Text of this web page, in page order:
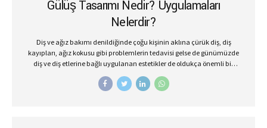
beğeni alacaktır. Fotoğraflarda Güzel Çıkmanın Sırrı: Gülüşünüz
Aynanın karşısına geçip gülüş egzersizi yaparak ve farklı...
Gülüş Tasarımı Nedir? Uygulamaları
Nelerdir?
Diş ve ağız bakımı denildiğinde çoğu kişinin aklına çürük diş, diş
kayıpları, ağız kokusu gibi problemlerin tedavisi gelse de günümüzde
diş ve diş etlerine bağlı uygulanan estetikler de oldukça önemli bir
diş renkleri, diş kayıpları gibi nedenlere bağlı olarak oluşan estetiksel